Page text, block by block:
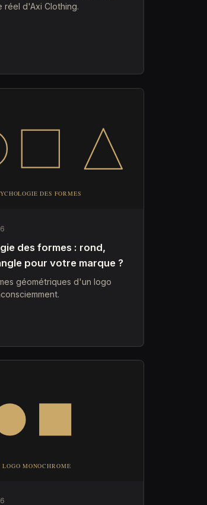
réel d'Axi Clothing.
des formes : rond,
pour votre marque ?
géométriques d'un logo